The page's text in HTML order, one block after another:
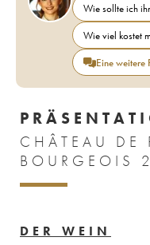
Wie sollte ich
Wie viel kostet
Eine weitere
CHÂTEAU DE
DER WEIN